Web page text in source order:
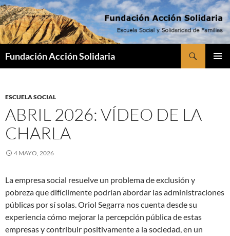
Saltar
al
contenido
Fundación Acción Solidaria
ESCUELA SOCIAL
ABRIL 2026: VÍDEO DE LA
CHARLA
4 MAYO, 2026
La empresa social resuelve un problema de exclusión y
pobreza que difícilmente podrían abordar las administraciones
públicas por sí solas. Oriol Segarra nos cuenta desde su
experiencia cómo mejorar la percepción pública de estas
empresas y contribuir positivamente a la sociedad, en un